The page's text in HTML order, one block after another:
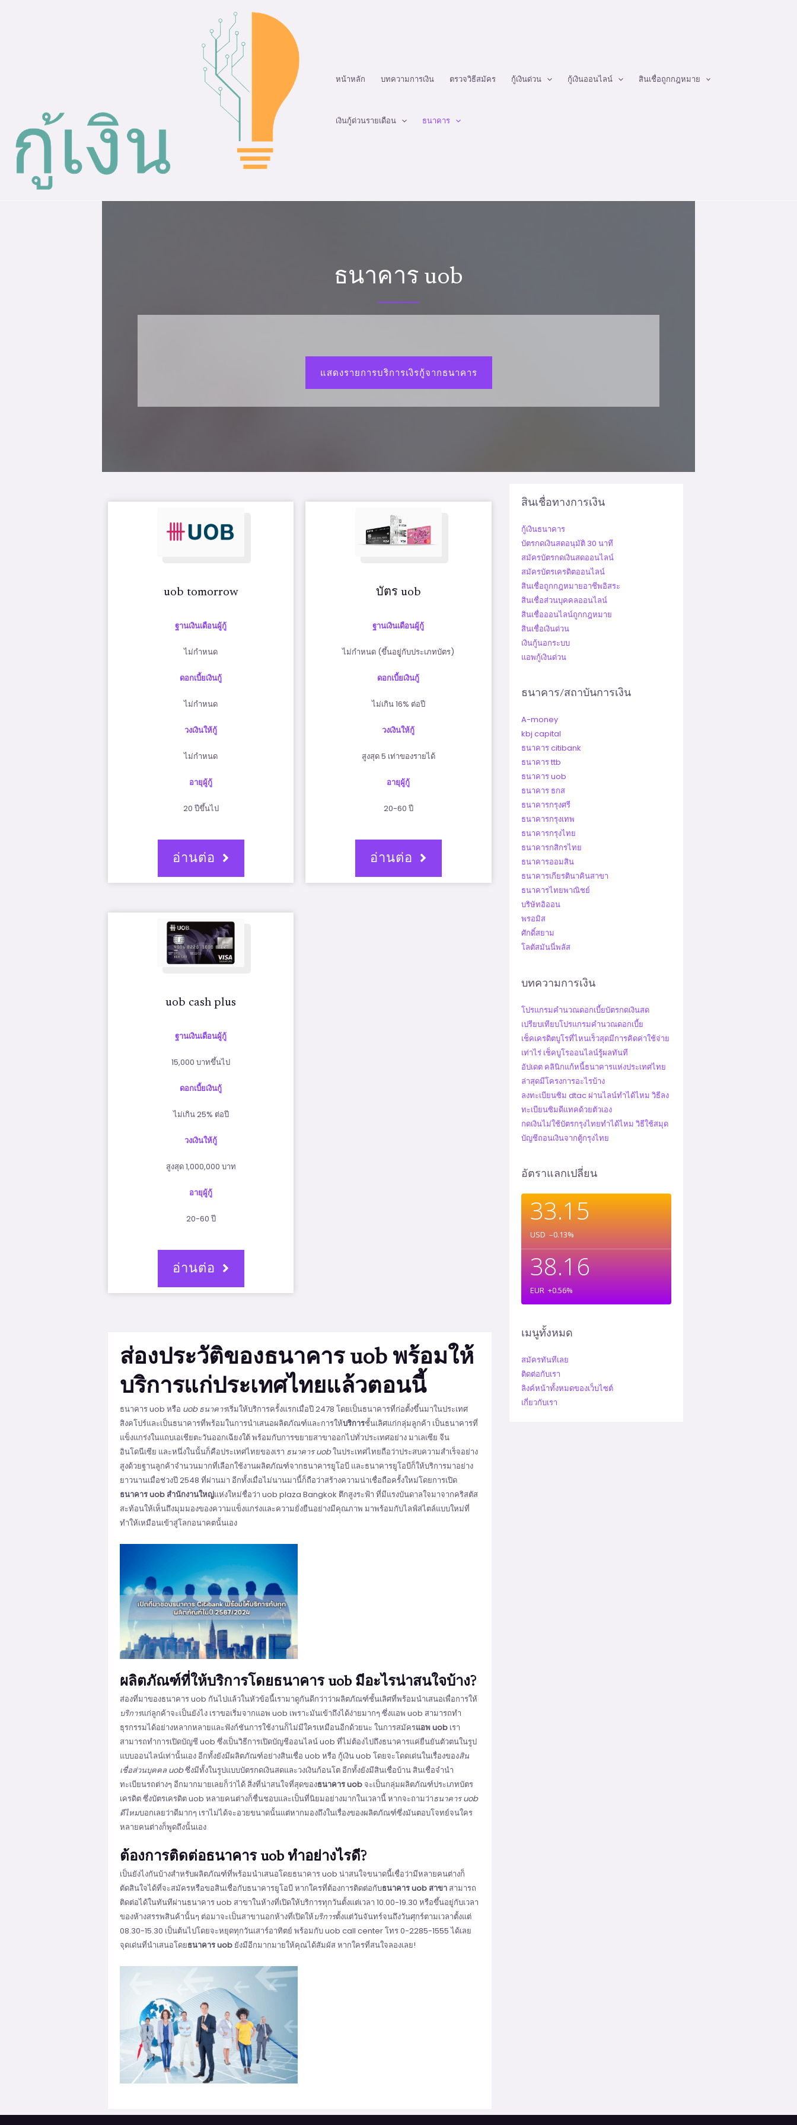
หน้าหลัก บทความการเงิน ตรวจวิธีสมัคร กู้เงินด่วน กู้เงินออนไลน์ สินเชื่อถูกกฎหมาย
เงินกู้ด่วนรายเดือน ธนาคาร
ธนาคาร uob
แสดงรายการบริการเงิรกู้จากธนาคาร
uob tomorrow
ฐานเงินเดือนผู้กู้
ไม่กำหนด
ดอกเบี้ยเงินกู้
ไม่กำหนด
วงเงินให้กู้
ไม่กำหนด
อายุผู้กู้
20 ปีขึ้นไป
อ่านต่อ
บัตร uob
ฐานเงินเดือนผู้กู้
ไม่กำหนด (ขึ้นอยูู่กับประเภทบัตร)
ดอกเบี้ยเงินกู้
ไม่เกิน 16% ต่อปี
วงเงินให้กู้
สูงสุด 5 เท่าของรายได้
อายุผู้กู้
20-60 ปี
อ่านต่อ
uob cash plus
ฐานเงินเดือนผู้กู้
15,000 บาทขึ้นไป
ดอกเบี้ยเงินกู้
ไม่เกิน 25% ต่อปี
วงเงินให้กู้
สูงสุด 1,000,000 บาท
อายุผู้กู้
20-60 ปี
อ่านต่อ
ส่องประวัติของธนาคาร uob พร้อมให้
บริการแก่ประเทศไทยแล้วตอนนี้
ธนาคาร uob หรือ uob ธนาคารเริ่มให้บริการครั้งแรกเมื่อปี 2478 โดยเป็นธนาคารที่ก่อตั้งขึ้นมาในประเทศ
สิงคโปร์และเป็นธนาคารที่พร้อมในการนำเสนอผลิตภัณฑ์และการให้บริการชั้นเลิศแก่กลุ่มลูกค้า เป็นธนาคารที่
แข็งแกร่งในแถบเอเชียตะวันออกเฉียงใต้ พร้อมกับการขยายสาขาออกไปทั่วประเทศอย่าง มาเลเซีย จีน
อินโดนีเซีย และหนึ่งในนั้นก็คือประเทศไทยของเรา ธนาคาร uobในประเทศไทยถือว่าประสบความสำเร็จอย่าง
สูงด้วยฐานลูกค้าจำนวนมากที่เลือกใช้งานผลิตภัณฑ์จากธนาคารยูโอบี และธนาคารยูโอบีก็ให้บริการมาอย่าง
ยาวนานเมื่อช่วงปี 2548 ที่ผ่านมา อีกทั้งเมื่อไม่นานมานี้ก็ถือว่าสร้างความน่าเชื่อถือครั้งใหม่โดยการเปิด
ธนาคาร uob สำนักงานใหญ่แห่งใหม่ชื่อว่า uob plaza Bangkok ตึกสูงระฟ้า ที่มีแรงบันดาลใจมาจากคริสตัส
สะท้อนให้เห็นถึงมุมมองของความแข็งแกร่งและความยั่งยืนอย่างมีคุณภาพ มาพร้อมกับไลฟ์สไตล์แบบใหม่ที่
ทำให้เหมือนเข้าสู่โลกอนาคตนั้นเอง
ผลิตภัณฑ์ที่ให้บริการโดยธนาคาร uob มีอะไรน่าสนใจบ้าง?
ส่องที่มาของธนาคาร uob กันไปแล้วในหัวข้อนี้เรามาดูกันดีกว่าว่าผลิตภัณฑ์ชั้นเลิศที่พร้อมนำเสนอเพื่อการให้
บริการแก่ลูกค้าจะเป็นยังไง เราขอเริ่มจากแอพ uob เพราะมันเข้าถึงได้ง่ายมากๆ ซึ่งแอพ uob สามารถทำ
ธุรกรรมได้อย่างหลากหลายและฟังก์ชันการใช้งานก็ไม่มีใครเหมือนอีกด้วยนะ ในการสมัครแอพ uob เรา
สามารถทำการเปิดบัญชี uob ซึ่งเป็นวิธีการเปิดบัญชีออนไลน์ uob ที่ไม่ต้องไปถึงธนาคารแค่ยืนยันตัวตนในรูป
แบบออนไลน์เท่านั้นเอง อีกทั้งยังมีผลิตภัณฑ์อย่างสินเชื่อ uob หรือ กู้เงิน uob โดยจะโดดเด่นในเรื่องของสิน
เชื่อส่วนบุคคล uobซึ่งมีทั้งในรูปแบบบัตรกดเงินสดและวงเงินก้อนโต อีกทั้งยังมีสินเชื่อบ้าน สินเชื่อจำนำ
ทะเบียนรถต่างๆ อีกมากมายเลยก็ว่าได้ สิ่งที่น่าสนใจที่สุดของธนาคาร uobจะเป็นกลุ่มผลิตภัณฑ์ประเภทบัตร
เครดิต ซึ่งบัตรเครดิต uob หลายคนต่างก็ชื่นชอบและเป็นที่นิยมอย่างมากในเวลานี้ หากจะถามว่าธนาคาร uob
ดีไหมบอกเลยว่าดีมากๆ เราไม่ได้จะอวยขนาดนั้นแต่หากมองถึงในเรื่องของผลิตภัณฑ์ซึ่งมันตอบโจทย์จนใคร
หลายคนต่างก็พูดถึงนั้นเอง
ต้องการติดต่อธนาคาร uob ทำอย่างไรดี?
เป็นยังไงกันบ้างสำหรับผลิตภัณฑ์ที่พร้อมนำเสนอโดยธนาคาร uob น่าสนใจขนาดนี้เชื่อว่ามีหลายคนต่างก็
ตัดสินใจได้ที่จะสมัครหรือขอสินเชื่อกับธนาคารยูโอบี หากใครที่ต้องการติดต่อกับธนาคาร uob สาขา สามารถ
ติดต่อได้ในทันทีผ่านธนาคาร uob สาขาในห้างที่เปิดให้บริการทุกวันตั้งแต่เวลา 10.00-19.30 หรือขึ้นอยู่กับเวลา
ของห้างสรรพสินค้านั้นๆ ต่อมาจะเป็นสาขานอกห้างที่เปิดให้บริการตั้งแต่วันจันทร์จนถึงวันศุกร์ตามเวลาตั้งแต่
08.30-15.30 เป็นต้นไปโดยจะหยุดทุกวันเสาร์อาทิตย์ พร้อมกับ uob call center โทร 0-2285-1555 ได้เลย
จุดเด่นที่นำเสนอโดยธนาคาร uob ยังมีอีกมากมายให้คุณได้สัมผัส หากใครที่สนใจลองเลย!
สินเชื่อทางการเงิน
กู้เงินธนาคาร
บัตรกดเงินสดอนุมัติ 30 นาที
สมัครบัตรกดเงินสดออนไลน์
สมัครบัตรเครดิตออนไลน์
สินเชื่อถูกกฎหมายอาชีพอิสระ
สินเชื่อส่วนบุคคลออนไลน์
สินเชื่อออนไลน์ถูกกฎหมาย
สินเชื่อเงินด่วน
เงินกู้นอกระบบ
แอพกู้เงินด่วน
ธนาคาร/สถาบันการเงิน
A-money
kbj capital
ธนาคาร citibank
ธนาคาร ttb
ธนาคาร uob
ธนาคาร ธกส
ธนาคารกรุงศรี
ธนาคารกรุงเทพ
ธนาคารกรุงไทย
ธนาคารกสิกรไทย
ธนาคารออมสิน
ธนาคารเกียรตินาคินสาขา
ธนาคารไทยพาณิชย์
บริษัทอิออน
พรอมิส
ศักดิ์สยาม
โลตัสมันนี่พลัส
บทความการเงิน
โปรแกรมคํานวณดอกเบี้ยบัตรกดเงินสด
เปรียบเทียบโปรแกรมคํานวณดอกเบี้ย
เช็คเครดิตบูโรที่ไหนเร็วสุดมีการคิดค่าใช้จ่าย
เท่าไร่ เช็คบูโรออนไลน์รู้ผลทันที
อัปเดต คลินิกแก้หนี้ธนาคารแห่งประเทศไทย
ล่าสุดมีโครงการอะไรบ้าง
ลงทะเบียนซิม dtac ผ่านไลน์ทำได้ไหม วิธีลง
ทะเบียนซิมดีแทคด้วยตัวเอง
กดเงินไม่ใช้บัตรกรุงไทยทำได้ไหม วิธีใช้สมุด
บัญชีถอนเงินจากตู้กรุงไทย
อัตราแลกเปลี่ยน
33.15
USD –0.13%
38.16
EUR +0.56%
เมนูทั้งหมด
สมัครทันทีเลย
ติดต่อกับเรา
ลิงค์หน้าทั้งหมดของเว็บไซต์
เกี่ยวกับเรา